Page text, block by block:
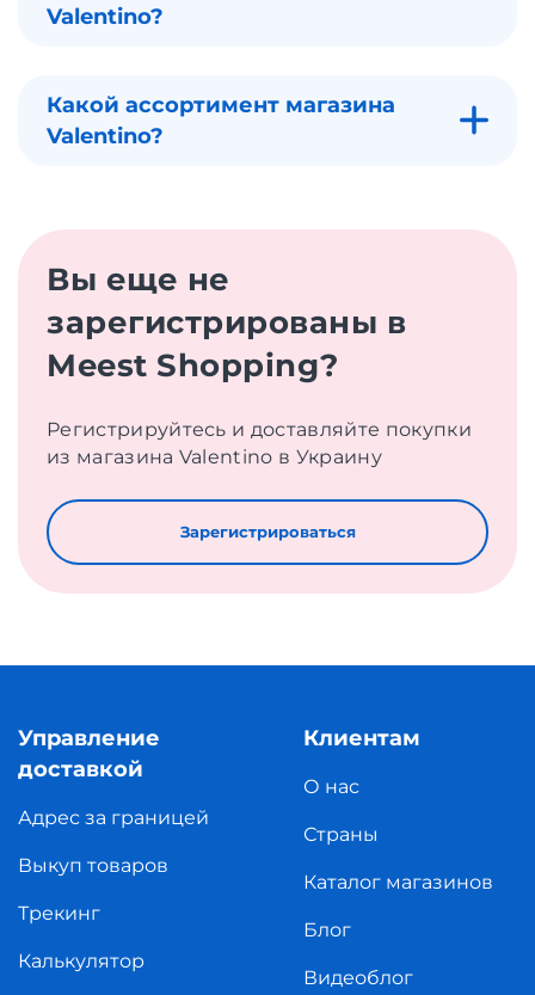
Valentino?
Какой ассортимент магазина
Valentino?
Вы еще не
зарегистрированы в
Meest Shopping?
Регистрируйтесь и доставляйте покупки
из магазина Valentino в Украину
Зарегистрироваться
Управление
доставкой
Адрес за границей
Выкуп товаров
Трекинг
Калькулятор
Клиентам
О нас
Страны
Каталог магазинов
Блог
Видеоблог